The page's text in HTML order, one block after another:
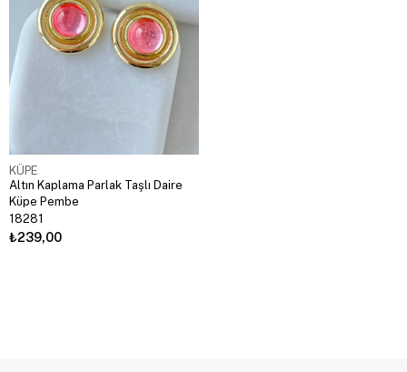
KÜPE
Altın Kaplama Parlak Taşlı Daire
Küpe Pembe
18281
₺239,00